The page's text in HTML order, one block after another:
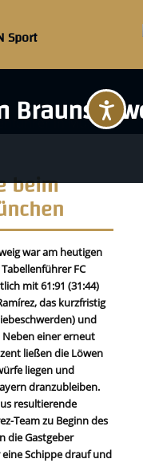
beim
war am heutigen
FC
mit 61:91 (31:44)
das kurzfristig
und
Neben einer erneut
ließen die Löwen
liegen und
dranzubleiben.
resultierende
Team zu Beginn des
die Gastgeber
Schippe drauf und